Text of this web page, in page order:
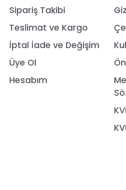
Sipariş Takibi
Teslimat ve Kargo
İptal İade ve Değişim
Üye Ol
Hesabım